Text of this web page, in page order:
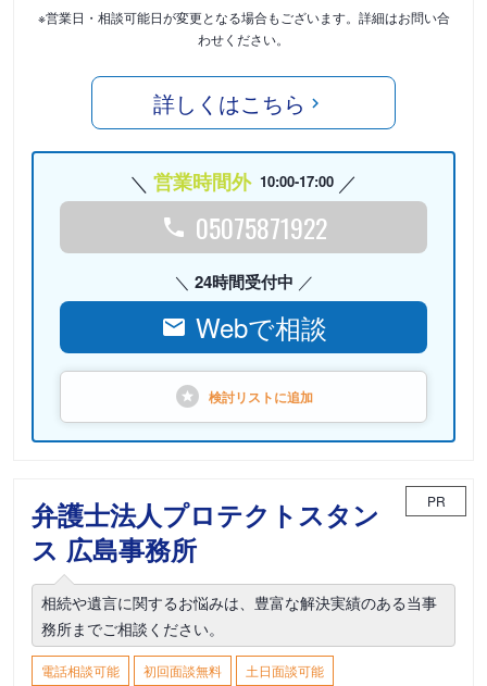
※営業日・相談可能日が変更となる場合もございます。詳細はお問い合
わせください。
詳しくはこちら
営業時間外 10:00-17:00
05075871922
24時間受付中
Webで相談
検討リストに追加
弁護士法人プロテクトスタン
ス 広島事務所
PR
相続や遺言に関するお悩みは、豊富な解決実績のある当事
務所までご相談ください。
電話相談可能 初回面談無料 土日面談可能